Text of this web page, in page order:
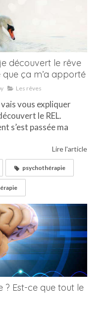
découvert le rêve
que ça m’a apporté
Les rêves
vous expliquer
le REL.
s’est passée ma
Lire l'article
psychothérapie
? Est-ce que tout le